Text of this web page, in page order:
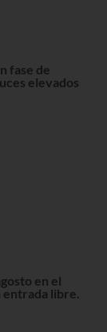
fase de
elevados
en el
entrada libre.